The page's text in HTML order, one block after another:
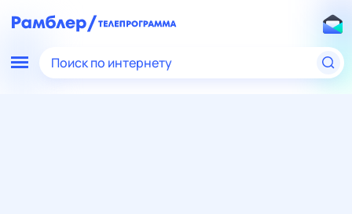
Поиск по интернету